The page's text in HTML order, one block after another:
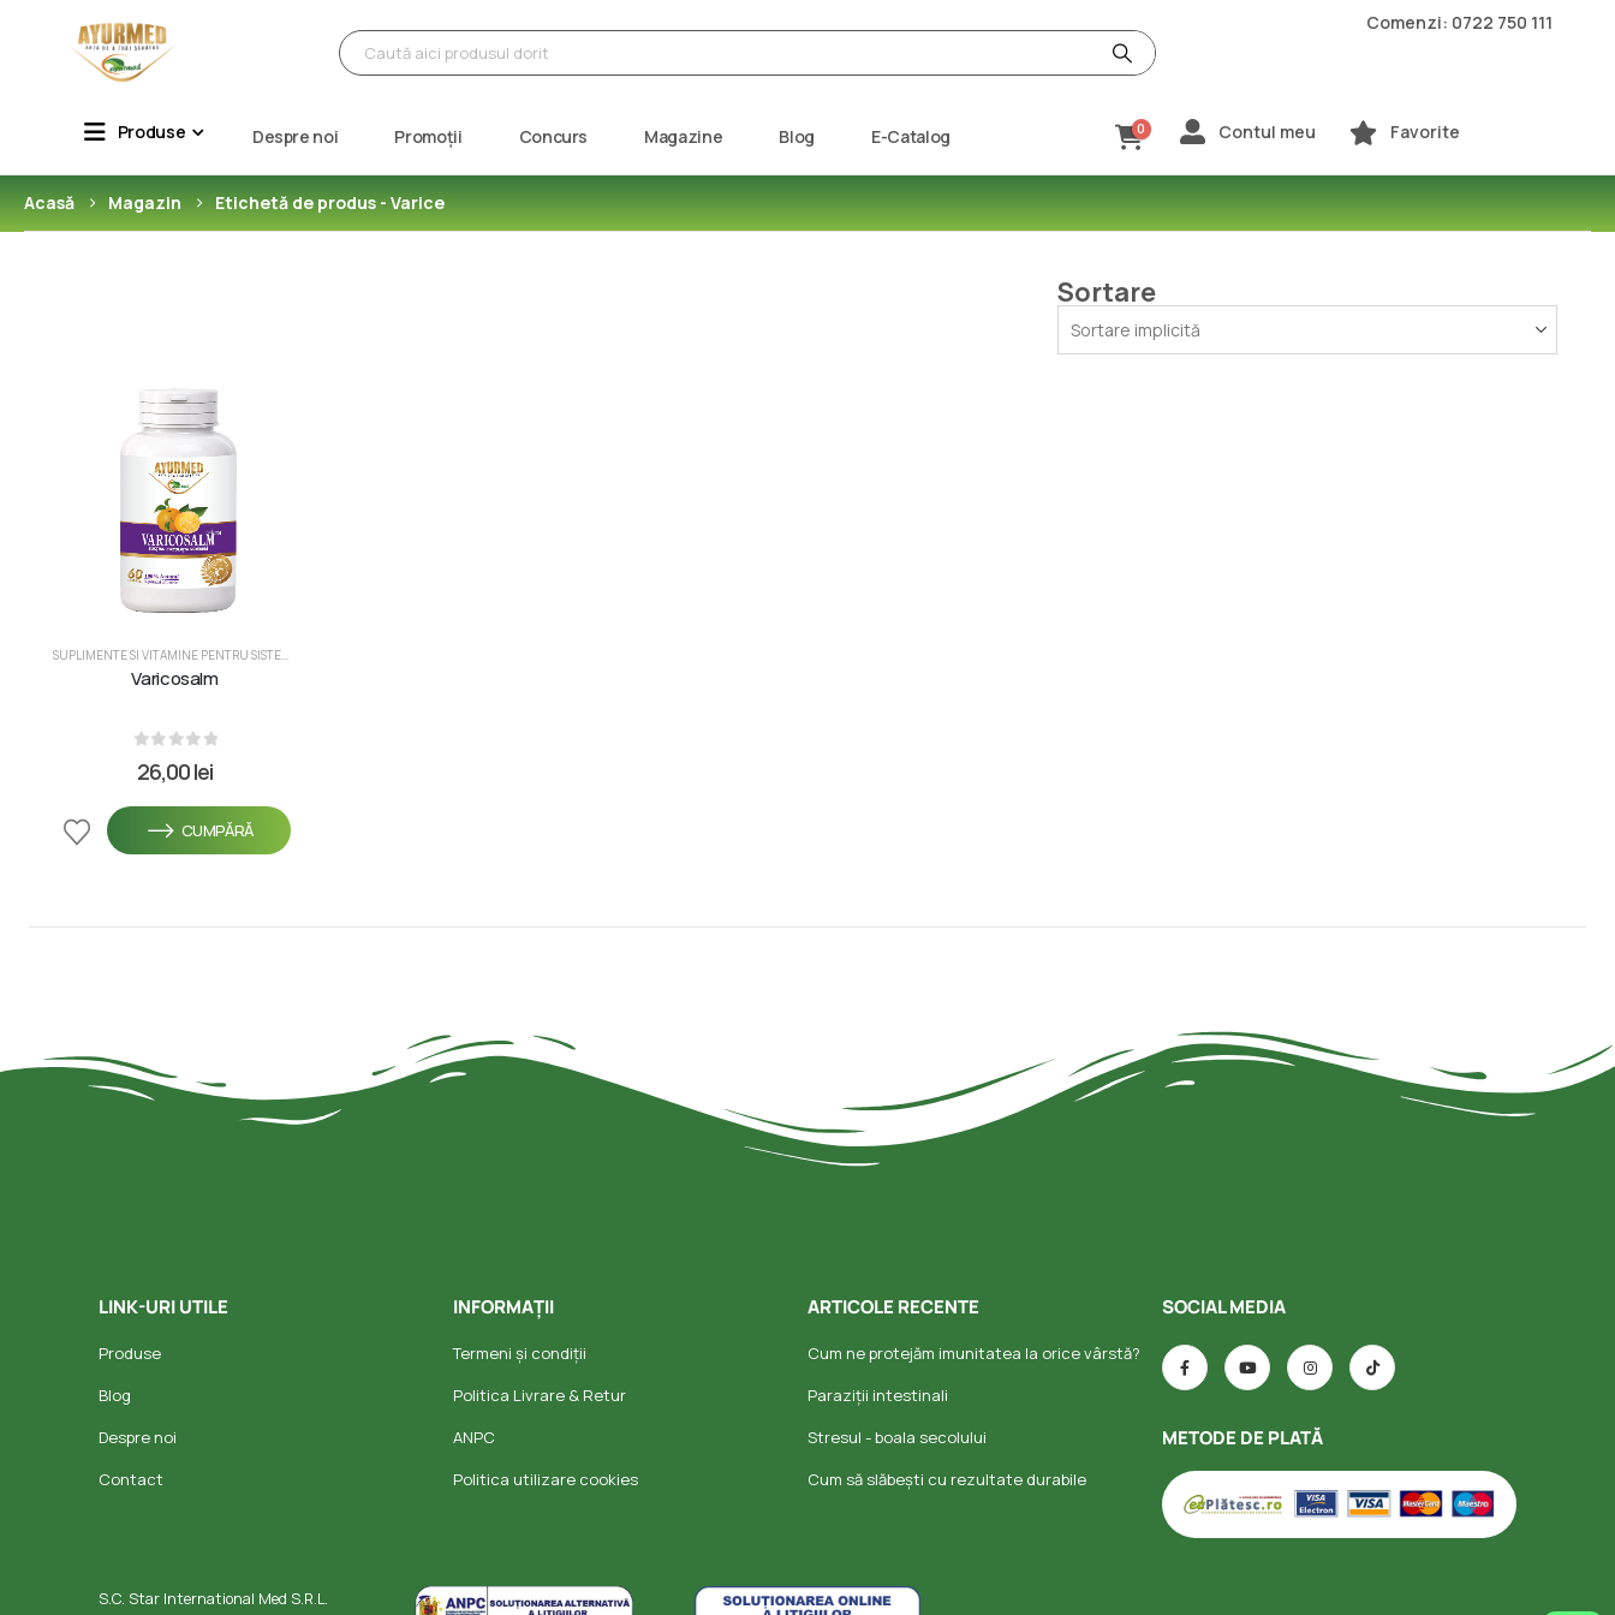
Comenzi: 0722 750 111
Produse Despre noi Promoții Concurs Magazine Blog E-Catalog 0 Contul meu Favorite
Acasă Magazin Etichetă de produs - Varice
Sortare
SUPLIMENTE SI VITAMINE PENTRU SISTEMUL CARDIOVASCULAR
Varicosalm
26,00lei
CUMPĂRĂ
LINK-URI UTILE
Produse
Blog
Despre noi
Contact
INFORMAȚII
Termeni și condiții
Politica Livrare & Retur
ANPC
Politica utilizare cookies
ARTICOLE RECENTE
Cum ne protejăm imunitatea la orice vârstă?
Paraziții intestinali
Stresul - boala secolului
Cum să slăbești cu rezultate durabile
SOCIAL MEDIA
METODE DE PLATĂ
S.C. Star International Med S.R.L.